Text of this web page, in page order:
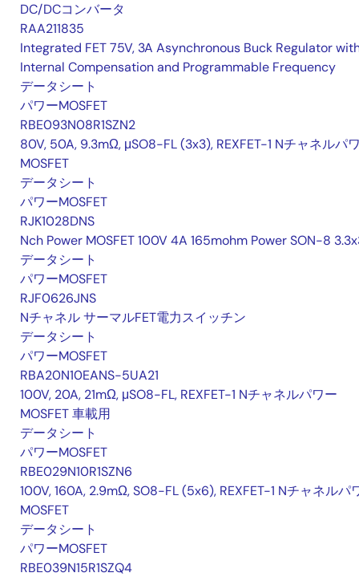
DC/DCコンバータ
RAA211835
Integrated FET 75V, 3A Asynchronous Buck Regulator
Internal Compensation and Programmable Frequency
データシート
パワーMOSFET
RBE093N08R1SZN2
80V, 50A, 9.3mΩ, μSO8-FL (3x3), REXFET-1 Nチャネルパ
MOSFET
データシート
パワーMOSFET
RJK1028DNS
Nch Power MOSFET 100V 4A 165mohm Power SON-8
データシート
パワーMOSFET
RJF0626JNS
Nチャネル サーマルFET電力スイッチン
データシート
パワーMOSFET
RBA20N10EANS-5UA21
100V, 20A, 21mΩ, μSO8-FL, REXFET-1 Nチャネルパワー
MOSFET 車載用
データシート
パワーMOSFET
RBE029N10R1SZN6
100V, 160A, 2.9mΩ, SO8-FL (5x6), REXFET-1 Nチャネルパ
MOSFET
データシート
パワーMOSFET
RBE039N15R1SZQ4